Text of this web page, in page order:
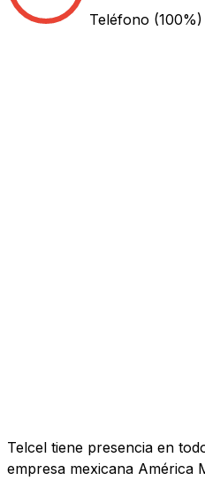
Teléfono (100%)
Telcel tiene presencia en
empresa mexicana América